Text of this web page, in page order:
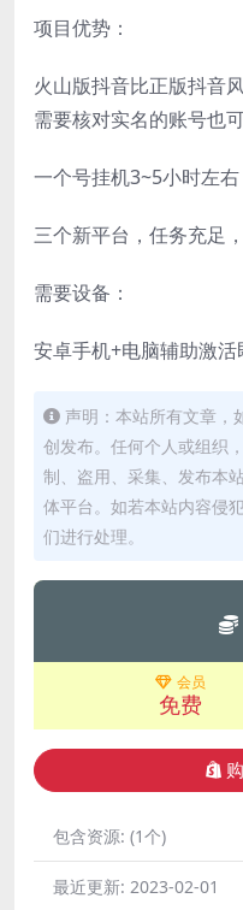
项目优势：
火山版抖音比正版抖音
需要核对实名的账号也
一个号挂机3~5小时左右
三个新平台，任务充足
需要设备：
安卓手机+电脑辅助激活
声明：本站所有文章，
创发布。任何个人或组织
制、盗用、采集、发布本
体平台。如若本站内容侵
们进行处理。
会员
免费
包含资源: (1个)
最近更新: 2023-02-01